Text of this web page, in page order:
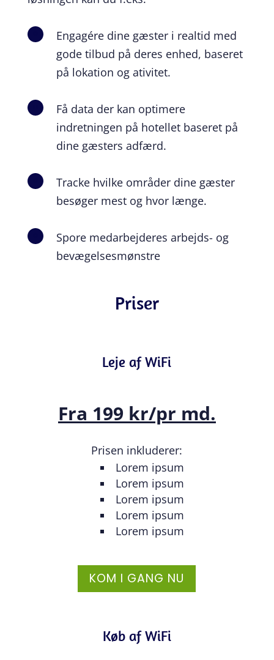
Engagére dine gæster i realtid med
gode tilbud på deres enhed, baseret
på lokation og ativitet.
Få data der kan optimere
indretningen på hotellet baseret på
dine gæsters adfærd.
Tracke hvilke områder dine gæster
besøger mest og hvor længe.
Spore medarbejderes arbejds- og
bevægelsesmønstre
Priser
Leje af WiFi
Fra 199 kr/pr md.
Prisen inkluderer:
Lorem ipsum
Lorem ipsum
Lorem ipsum
Lorem ipsum
Lorem ipsum
KOM I GANG NU
Køb af WiFi